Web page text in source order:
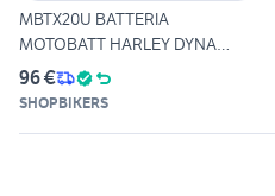
MBTX20U BATTERIA
MOTOBATT HARLEY DYNA
SPORTSTER
96 €
SHOPBIKERS